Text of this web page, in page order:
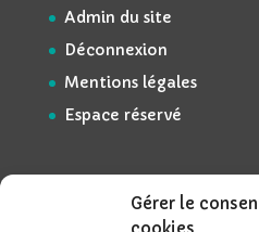
Gérer le
Admin du site
Déconnexion
Mentions légales
Espace réservé